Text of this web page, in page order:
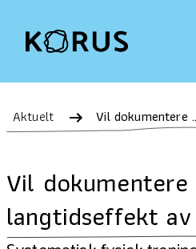
Aktuelt Vil dokumentere psykisk langtidseffekt av trening
Vil
langtidseffekt